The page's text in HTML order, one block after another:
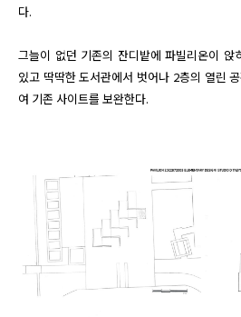
다.
그늘이 없던 기존의 잔디밭에 파빌리온이 앉
있고 딱딱한 도서관에서 벗어나 2층의 열린
여 기존 사이트를 보완한다.